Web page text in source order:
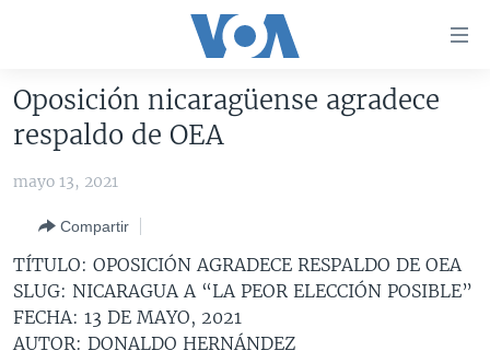
accesibilidad
Salte
principal
Salte
navegador
principal
Salte
AMÉRICA DEL NORTE
EEUU
MÉXICO
HAITÍ
ELECCIONES EEUU 2024
ELECCIONES EEUU
VOTO DIVIDIDO
VOA VERIFICA
VOA VERIFICA UCRANIA/RUSIA
VOA VERIFICA INMIGRACIÓN
VOA VERIFICA AMÉRICA LATINA
AMÉRICA LATINA
ARGENTINA
BOLIVIA
CHINA EN AMÉRICA LATINA
CENTROAMÉRICA
Oposición nicaragüense agradece
respaldo de OEA
mayo 13, 2021
Compartir
TÍTULO: OPOSICIÓN AGRADECE RESPALDO DE OEA
SLUG: NICARAGUA A “LA PEOR ELECCIÓN POSIBLE”
FECHA: 13 DE MAYO, 2021
AUTOR: DONALDO HERNÁNDEZ